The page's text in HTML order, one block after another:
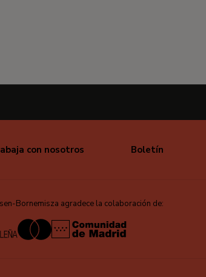
con nosotros Boletín
Bornemisza agradece la colaboración de: